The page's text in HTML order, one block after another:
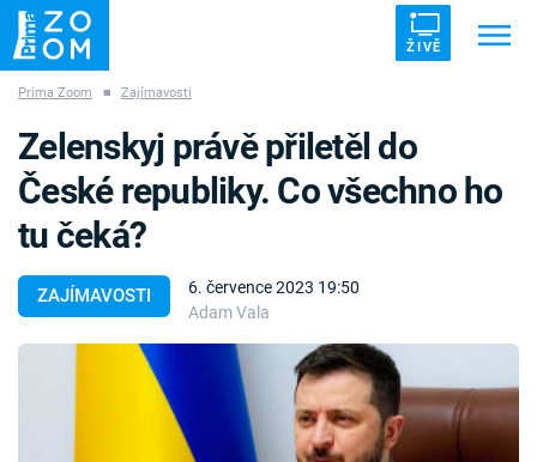
ŽIVĚ
ZÁHADY VETŘELCI DÁVNOVĚKU
Témata
Pořady
Prima Zoom ■ Zajímavosti
ZAJÍMAVOSTI
6. července 2023 19:50
Adam Vala
Zelenskyj právě přiletěl do
České republiky. Co všechno ho
tu čeká?